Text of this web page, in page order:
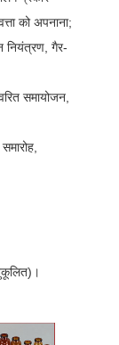
को अपनाना;
नियंत्रण, गैर-
समायोजन,